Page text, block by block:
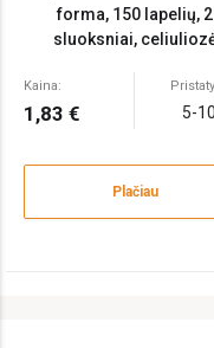
forma, 150 lapelių, 2
sluoksniai,
Kaina:
1,83 € 5-
Plačiau